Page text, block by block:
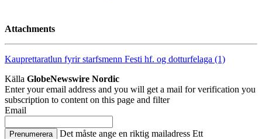
Attachments
Kauprettaratlun fyrir starfsmenn Festi hf. og dotturfelaga (1)
Källa GlobeNewswire Nordic
Enter your email address and you will get a mail for verification you
subscription to content on this page and filter
Email
Prenumerera Det måste ange en riktig mailadress Ett